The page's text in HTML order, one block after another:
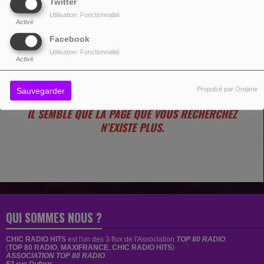
Activé
Utilisation: Fonctionnalité
Facebook
Activé
Utilisation: Fonctionnalité
Sauvegarder Propulsé par Orejime
OUPS, VOUS AVEZ
RENCONTRÉ UNE ERREUR.
IL SEMBLE QUE LA PAGE QUE VOUS RECHERCHEZ
N’EXISTE PLUS.
QUI SOMMES NOUS ?
CHIC RADIO HITS est l'un des 3 flux de l'Association TOP 80 RADIO
(TOP 80 RADIO, MAXIFRANCE, CHIC RADIO HITS)
ASSOCIATION TOP 80 RADIO